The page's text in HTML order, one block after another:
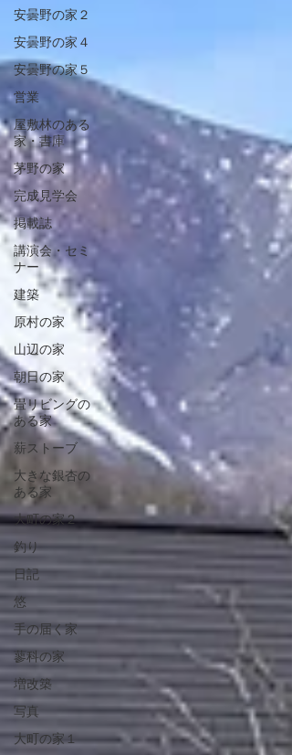
安曇野の家２
安曇野の家４
安曇野の家５
営業
屋敷林のある
家・書庫
茅野の家
完成見学会
掲載誌
講演会・セミ
ナー
建築
原村の家
山辺の家
朝日の家
畳リビングの
ある家
薪ストーブ
大きな銀杏の
ある家
大町の家２
釣り
日記
悠
手の届く家
蓼科の家
増改築
写真
大町の家１